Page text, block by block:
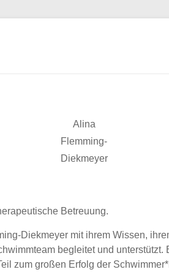
Alina
Flemming-
Diekmeyer
Betreuung.
Diekmeyer mit ihrem Wissen,
begleitet und
zum großen Erfolg der